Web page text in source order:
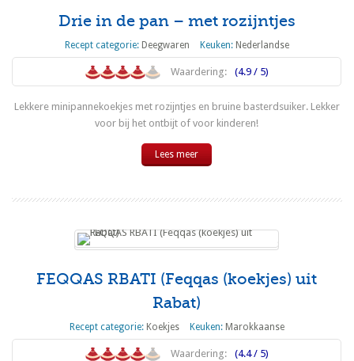
Drie in de pan – met rozijntjes
Recept categorie: Deegwaren Keuken: Nederlandse
Waardering: (4.9 / 5)
Lekkere minipannekoekjes met rozijntjes en bruine basterdsuiker. Lekker
voor bij het ontbijt of voor kinderen!
Lees meer
FEQQAS RBATI (Feqqas (koekjes) uit
Rabat)
Recept categorie: Koekjes Keuken: Marokkaanse
Waardering: (4.4 / 5)